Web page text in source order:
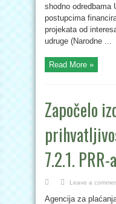
shodno odredbama
postupcima
projekata od
udruge (Narodne ...
Read More »
Započelo
7.2.1.
Leave a
Agencija za